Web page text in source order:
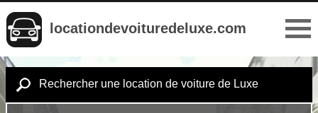
locationdevoituredeluxe.com
Rechercher une location de voiture de Luxe